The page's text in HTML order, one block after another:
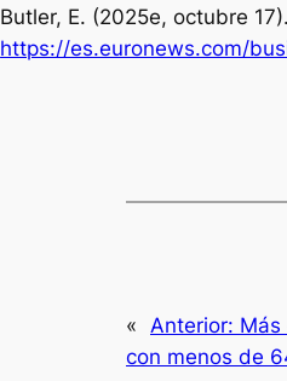
Butler, E. (2025e, octubre
https://es.euronews.com/
« Anterior: Más
con menos de